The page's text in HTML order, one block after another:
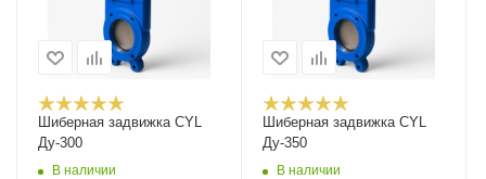
Шиберная задвижка CYL
Ду-300
В наличии
Шиберная задвижка CYL
Ду-350
В наличии